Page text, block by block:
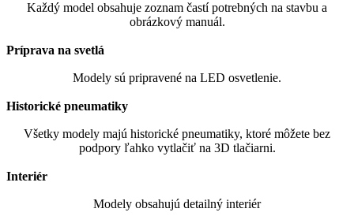
Každý model obsahuje zoznam častí potrebných na stavbu a
obrázkový manuál.
Príprava na svetlá
Modely sú pripravené na LED osvetlenie.
Historické pneumatiky
Všetky modely majú historické pneumatiky, ktoré môžete bez
podpory ľahko vytlačiť na 3D tlačiarni.
Interiér
Modely obsahujú detailný interiér